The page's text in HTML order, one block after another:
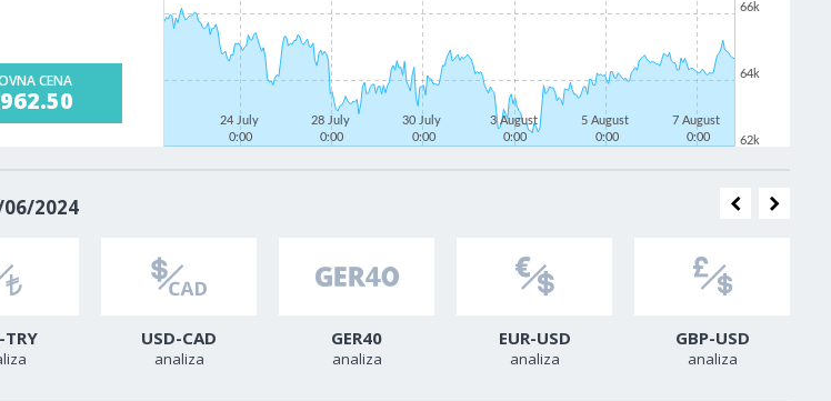
CENA
24 July
0:00
28 July
0:00
30 July
0:00
3 August
0:00
5 August
0:00
7 August
0:00
62k
64k
66k
2024
TRY USD-CAD
analiza
GER40
analiza
EUR-USD
analiza
GBP-USD
analiza